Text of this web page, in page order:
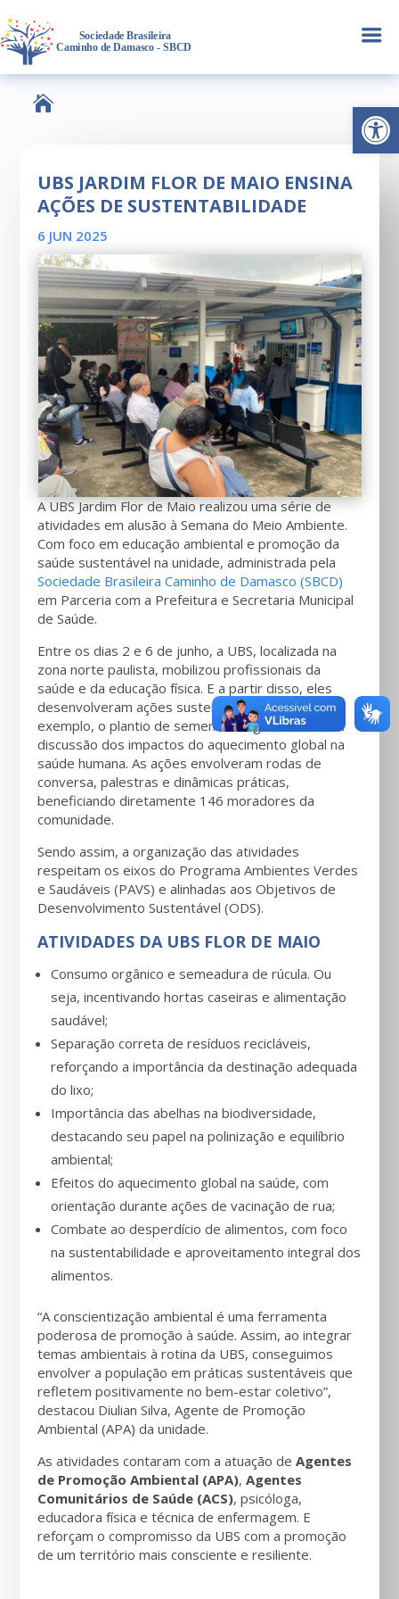
Abrir
a

UBS JARDIM FLOR DE MAIO ENSINA
AÇÕES DE SUSTENTABILIDADE
6 JUN 2025
A UBS Jardim Flor de Maio realizou uma série de
atividades em alusão à Semana do Meio Ambiente.
Com foco em educação ambiental e promoção da
saúde sustentável na unidade, administrada pela
Sociedade Brasileira Caminho de Damasco (SBCD)
em Parceria com a Prefeitura e Secretaria Municipal
de Saúde.
Entre os dias 2 e 6 de junho, a UBS, localizada na
zona norte paulista, mobilizou profissionais da
saúde e da educação física. E a partir disso, eles
desenvolveram ações sustentáveis. Como por
exemplo, o plantio de sementes orgânicas e até a
discussão dos impactos do aquecimento global na
saúde humana. As ações envolveram rodas de
conversa, palestras e dinâmicas práticas,
beneficiando diretamente 146 moradores da
comunidade.
Sendo assim, a organização das atividades
respeitam os eixos do Programa Ambientes Verdes
e Saudáveis (PAVS) e alinhadas aos Objetivos de
Desenvolvimento Sustentável (ODS).
ATIVIDADES DA UBS FLOR DE MAIO
Consumo orgânico e semeadura de rúcula. Ou
seja, incentivando hortas caseiras e alimentação
saudável;
Separação correta de resíduos recicláveis,
reforçando a importância da destinação adequada
do lixo;
Importância das abelhas na biodiversidade,
destacando seu papel na polinização e equilíbrio
ambiental;
Efeitos do aquecimento global na saúde, com
orientação durante ações de vacinação de rua;
Combate ao desperdício de alimentos, com foco
na sustentabilidade e aproveitamento integral dos
alimentos.
“A conscientização ambiental é uma ferramenta
poderosa de promoção à saúde. Assim, ao integrar
temas ambientais à rotina da UBS, conseguimos
envolver a população em práticas sustentáveis que
refletem positivamente no bem-estar coletivo”,
destacou Diulian Silva, Agente de Promoção
Ambiental (APA) da unidade.
As atividades contaram com a atuação deAgentes
de Promoção Ambiental (APA),Agentes
Comunitários de Saúde (ACS), psicóloga,
educadora física e técnica de enfermagem. E
reforçam o compromisso da UBS com a promoção
de um território mais consciente e resiliente.